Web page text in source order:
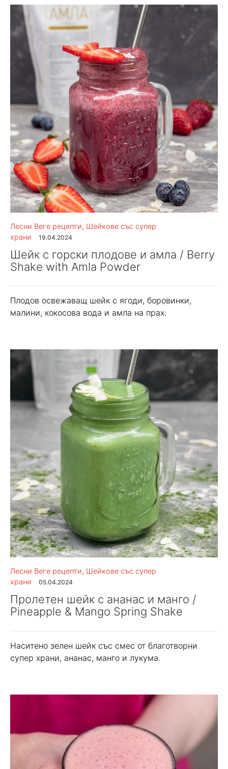
Лесни Веге рецепти, Шейкове със супер
храни
19.04.2024
Шейк с горски плодове и амла / Berry
Shake with Amla Powder
Плодов освежаващ шейк с ягоди, боровинки,
малини, кокосова вода и амла на прах.
Лесни Веге рецепти, Шейкове със супер
храни
05.04.2024
Пролетен шейк с ананас и манго /
Pineapple & Mango Spring Shake
Наситено зелен шейк със смес от благотворни
супер храни, ананас, манго и лукума.